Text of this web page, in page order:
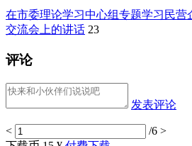
在市委理论学习中心组专题学习民营
交流会上的讲话 23
评论
发表评论
< /6 >